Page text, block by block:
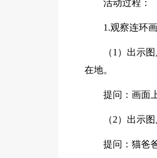
活动过程：
1.观察连环画
（1）出示
在地。
提问：画面
（2）出示
提问：猫爸